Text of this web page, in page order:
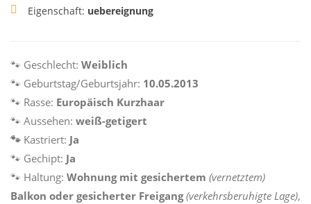
Eigenschaft: uebereignung
🐾 Geschlecht: Weiblich
🐾 Geburtstag/Geburtsjahr: 10.05.2013
🐾 Rasse: Europäisch Kurzhaar
🐾 Aussehen: weiß-getigert
🐾 Kastriert: Ja
🐾 Gechipt: Ja
🐾 Haltung: Wohnung mit gesichertem (vernetztem)
Balkon oder gesicherter Freigang(verkehrsberuhigte Lage),